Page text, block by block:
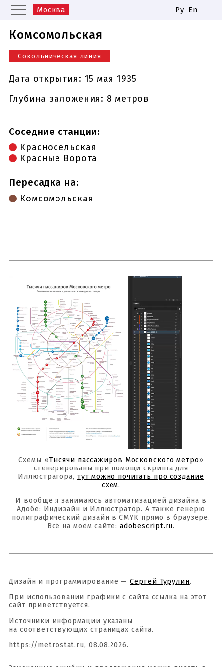
Москва
Казань
Нижний Новгород
Новосибирск
Самара
Одинаковые названия станций
метро
Ру En
Комсомольская
Сокольническая линия
Дата открытия: 15 мая 1935
Глубина заложения: 8 метров
Соседние станции:
Красносельская
Красные Ворота
Пересадка на:
Комсомольская
Схемы «Тысячи пассажиров Московского метро»
сгенерированы при помощи скрипта для
Иллюстратора, тут можно почитать про создание
схем.
И вообще я занимаюсь автоматизацией дизайна в
Адобе: Индизайн и Иллюстратор. А также генерю
полиграфический дизайн в CMYK прямо в браузере.
Всё на моём сайте: adobescript.ru.
Дизайн и программирование —Сергей Турулин.
При использовании графики с сайта ссылка на этот
сайт приветствуется.
Источники информации указаны
на соответствующих страницах сайта.
https://metrostat.ru, 08.08.2026.